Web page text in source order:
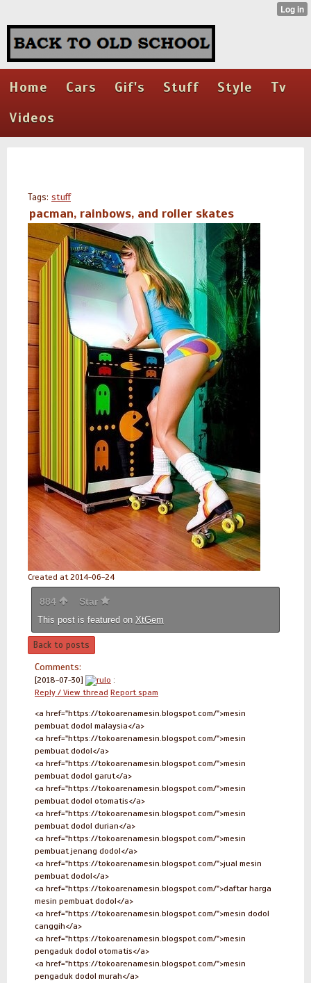
Home Cars Gif's Stuff Style
Tv
Videos
Tags: stuff
pacman, rainbows, and roller skates
Created at 2014-06-24
884 Star
This post is featured on XtGem
Back to posts
Comments:
[2018-07-30] rulo :
Reply / View thread Report spam
<a href="https://tokoarenamesin.blogspot.com/">mesin
pembuat dodol malaysia</a>
<a href="https://tokoarenamesin.blogspot.com/">mesin
pembuat dodol</a>
<a href="https://tokoarenamesin.blogspot.com/">mesin
pembuat dodol garut</a>
<a href="https://tokoarenamesin.blogspot.com/">mesin
pembuat dodol otomatis</a>
<a href="https://tokoarenamesin.blogspot.com/">mesin
pembuat dodol durian</a>
<a href="https://tokoarenamesin.blogspot.com/">mesin
pembuat jenang dodol</a>
<a href="https://tokoarenamesin.blogspot.com/">jual mesin
pembuat dodol</a>
<a href="https://tokoarenamesin.blogspot.com/">daftar harga
mesin pembuat dodol</a>
<a href="https://tokoarenamesin.blogspot.com/">mesin dodol
canggih</a>
<a href="https://tokoarenamesin.blogspot.com/">mesin
pengaduk dodol otomatis</a>
<a href="https://tokoarenamesin.blogspot.com/">mesin
pengaduk dodol murah</a>